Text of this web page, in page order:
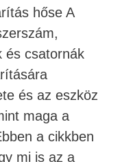
hőse A
és csatornák
és az eszköz
maga a
a cikkben
mi is az a